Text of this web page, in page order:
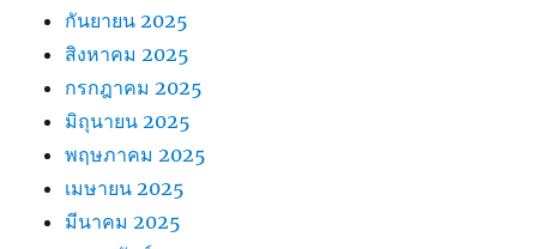
กันยายน 2025
สิงหาคม 2025
กรกฎาคม 2025
มิถุนายน 2025
พฤษภาคม 2025
เมษายน 2025
มีนาคม 2025